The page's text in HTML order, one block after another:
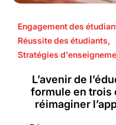
Engagement des
Réussite des étudiants,
Stratégies
L’avenir de
formule en trois
réimaginer